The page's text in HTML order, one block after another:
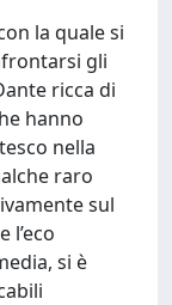
la quale si
gli
ricca di
hanno
nella
raro
sul
l’eco
si è